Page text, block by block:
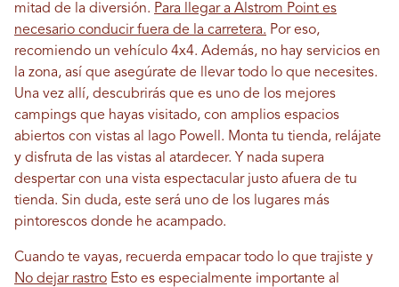
mitad de la diversión. Para llegar a Alstrom Point es
necesario conducir fuera de la carretera. Por eso,
recomiendo un vehículo 4x4. Además, no hay servicios en
la zona, así que asegúrate de llevar todo lo que necesites.
Una vez allí, descubrirás que es uno de los mejores
campings que hayas visitado, con amplios espacios
abiertos con vistas al lago Powell. Monta tu tienda, relájate
y disfruta de las vistas al atardecer. Y nada supera
despertar con una vista espectacular justo afuera de tu
tienda. Sin duda, este será uno de los lugares más
pintorescos donde he acampado.
Cuando te vayas, recuerda empacar todo lo que trajiste y
No dejar rastro Esto es especialmente importante al